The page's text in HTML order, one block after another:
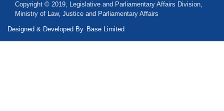
Copyright © 2019, Legislative and Parliamentary Affairs Division,
Ministry of Law, Justice and Parliamentary Affairs
Designed & Developed By Base Limited